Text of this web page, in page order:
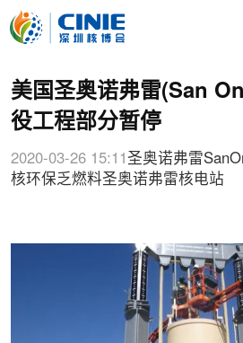
美国圣奥诺弗雷(San
役工程部分暂停
2020-03-26 15:11 圣奥诺弗雷
核环保乏燃料圣奥诺弗雷核电站